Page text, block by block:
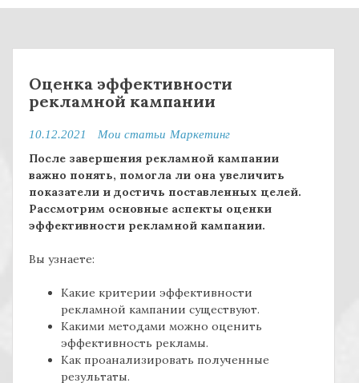
t
Оценка эффективности
рекламной кампании
10.12.2021 Мои статьи Mаркетинг
После завершения рекламной кампании
важно понять, помогла ли она увеличить
показатели и достичь поставленных целей.
Рассмотрим основные аспекты оценки
эффективности рекламной кампании.
Вы узнаете:
Какие критерии эффективности
рекламной кампании существуют.
Какими методами можно оценить
эффективность рекламы.
Как проанализировать полученные
результаты.